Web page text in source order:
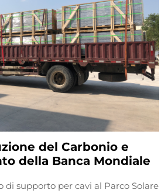
del Carbonio e
della Banca Mondiale
di supporto per cavi al Parco Solare